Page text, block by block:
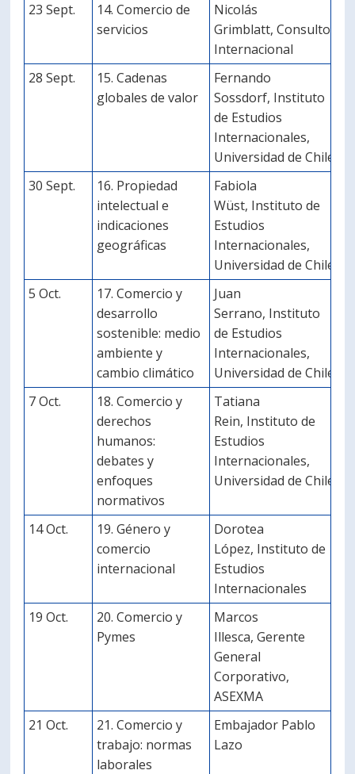
23 Sept.
14. Comercio de
servicios
Nicolás
Grimblatt, Consultor
Internacional
28 Sept.
15. Cadenas
globales de valor
Fernando
Sossdorf, Instituto
de Estudios
Internacionales,
Universidad de Chile
30 Sept.
16. Propiedad
intelectual e
indicaciones
geográficas
Fabiola
Wüst, Instituto de
Estudios
Internacionales,
Universidad de Chile
5 Oct.
17. Comercio y
desarrollo
sostenible: medio
ambiente y
cambio climático
Juan
Serrano, Instituto
de Estudios
Internacionales,
Universidad de Chile
7 Oct.
18. Comercio y
derechos
humanos:
debates y
enfoques
normativos
Tatiana
Rein, Instituto de
Estudios
Internacionales,
Universidad de Chile
14 Oct.
19. Género y
comercio
internacional
Dorotea
López, Instituto de
Estudios
Internacionales
19 Oct.
20. Comercio y
Pymes
Marcos
Illesca, Gerente
General
Corporativo,
ASEXMA
21 Oct.
21. Comercio y
trabajo: normas
laborales
Embajador Pablo
Lazo